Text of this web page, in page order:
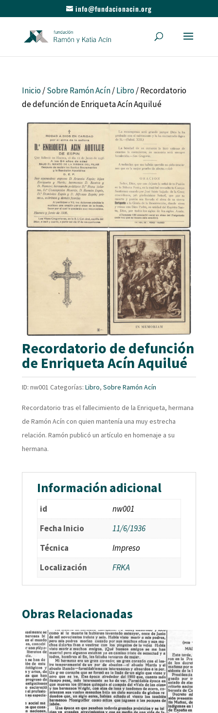
info@fundacionacin.org
Inicio/Sobre Ramón Acín/Libro/ Recordatorio
de defunción de Enriqueta Acín Aquilué
Recordatorio de defunción
de Enriqueta Acín Aquilué
ID: nw001 Categorías: Libro, Sobre Ramón Acín
Recordatorio tras el fallecimiento de la Enriqueta, hermana
de Ramón Acín con quien mantenía una muy estrecha
relación. Ramón publicó un artículo en homenaje a su
hermana.
Información adicional
id
nw001
Fecha Inicio
11/6/1936
Técnica
Impreso
Localización
FRKA
Obras Relacionadas